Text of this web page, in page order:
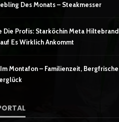
Des Monats – Steakmesser
Die Profis: Starköchin Meta Hiltebrand
Es Wirklich Ankommt
Montafon – Familienzeit, Bergfrische